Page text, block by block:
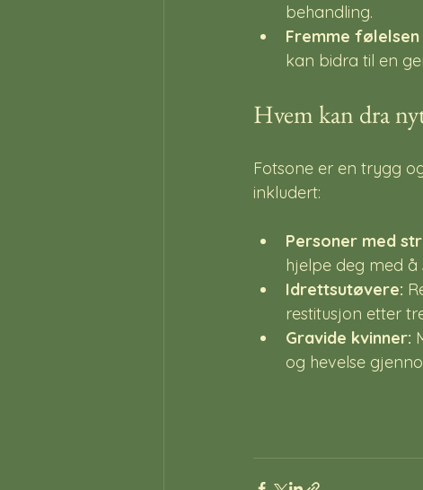
behandling.
Fremme
kan bidra til en
Hvem kan dra
Fotsone er en trygg
inkludert:
Personer med
hjelpe deg med å
Idrettsutøvere:
restitusjon etter
Gravide kvinner:
og hevelse